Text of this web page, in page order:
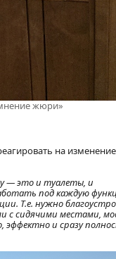
жюри»
на изменение
— это и туалеты, и
под каждую
Т.е. нужно
с сидячими местами,
эффектно и сразу